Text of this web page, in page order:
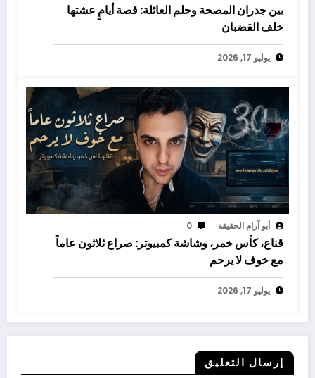
بين جدران المصحة وحلم العائلة: قصة أيامٍ عشتها
خلف القضبان
يوليو 17, 2026
أبو آرام الحقيقة 0
قناع، كأس خمر، وشاشة كمبيوتر: صراع ثلاثون عاماً
مع خوف لا يرحم
يوليو 17, 2026
إرسال التعليق